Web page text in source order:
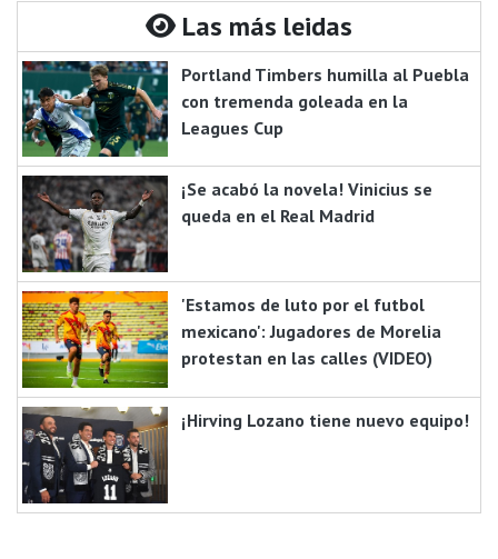
Las más leidas
Portland Timbers humilla al Puebla
con tremenda goleada en la
Leagues Cup
¡Se acabó la novela! Vinicius se
queda en el Real Madrid
'Estamos de luto por el futbol
mexicano': Jugadores de Morelia
protestan en las calles (VIDEO)
¡Hirving Lozano tiene nuevo equipo!